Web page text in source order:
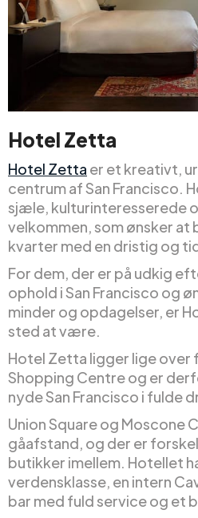
Hotel Zetta
Hotel Zetta er et kreativt,
centrum af San Francisco.
sjæle, kulturinteresserede
velkommen, som ønsker
kvarter med en dristig og
For dem, der er på udkig
ophold i San Francisco og
minder og opdagelser, er
sted at være.
Hotel Zetta ligger lige over
Shopping Centre og er
nyde San Francisco i fulde
Union Square og Moscone
gåafstand, og der er
butikker imellem. Hotellet
verdensklasse, en intern
bar med fuld service og et